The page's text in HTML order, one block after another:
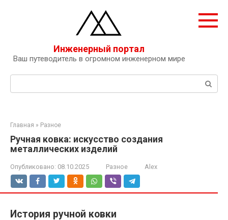
Инженерный портал
Ваш путеводитель в огромном инженерном мире
Поиск:
Главная » Разное
Ручная ковка: искусство создания
металлических изделий
Опубликовано: 08.10.2025 Разное Alex
История ручной ковки